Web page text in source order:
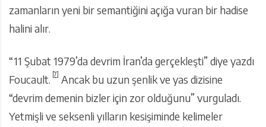
zamanların yeni bir semantiğini açığa vuran bir hadise
halini alır.
“11 Şubat 1979’da devrim İran’da gerçekleşti” diye yazdı
Foucault. [7] Ancak bu uzun şenlik ve yas dizisine
“devrim demenin bizler için zor olduğunu” vurguladı.
Yetmişli ve seksenli yılların kesişiminde kelimeler